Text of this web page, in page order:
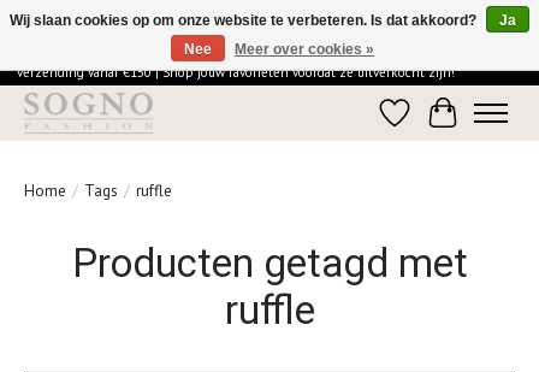
Ontdek de elegantie van SOGNO Fashion | Vandaag besteld = morgen in huis | Gratis
verzending vanaf €150 | Shop jouw favorieten voordat ze uitverkocht zijn!
Verlanglijst
Home / Tags / ruffle
Producten getagd met
ruffle
Wij slaan cookies op om onze website te verbeteren. Is dat akkoord?
Ja
Nee
Meer over cookies »